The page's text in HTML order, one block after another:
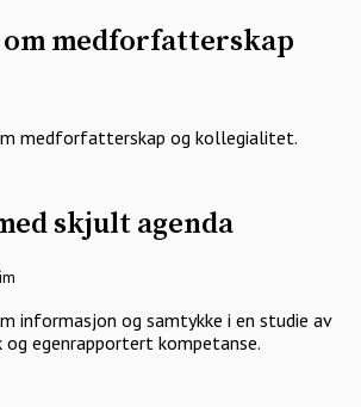
om medforfatterskap
medforfatterskap og kollegialitet.
skjult agenda
informasjon og samtykke i en studie av
egenrapportert kompetanse.